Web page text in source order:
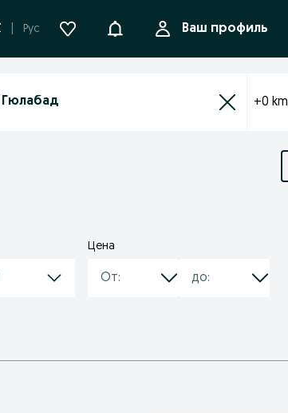
Рус УведомленияВаш профиль
+0 km
Цена